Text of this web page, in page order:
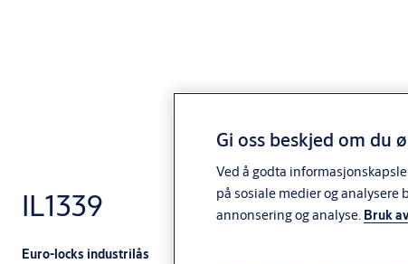
IL1339
Euro-locks industrilås
Gi oss beskjed om du
Ved å godta
på sosiale medier og
annonsering og analyse. Bruk